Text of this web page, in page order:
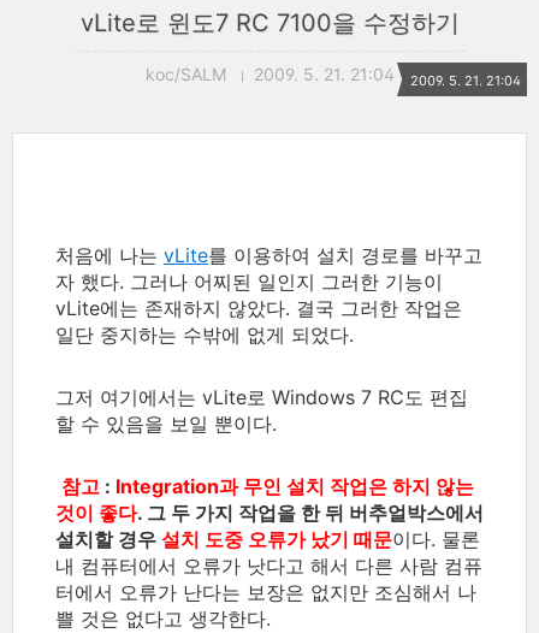
vLite로 윈도7 RC 7100을 수정하기
koc/SALM 2009. 5. 21. 21:04 2009. 5. 21. 21:04
처음에 나는 vLite를 이용하여 설치 경로를 바꾸고
자 했다. 그러나 어찌된 일인지 그러한 기능이
vLite에는 존재하지 않았다. 결국 그러한 작업은
일단 중지하는 수밖에 없게 되었다.
그저 여기에서는 vLite로 Windows 7 RC도 편집
할 수 있음을 보일 뿐이다.
참고 : Integration과 무인 설치 작업은 하지 않는
것이 좋다. 그 두 가지 작업을 한 뒤 버추얼박스에서
설치할 경우 설치 도중 오류가 났기 때문이다. 물론
내 컴퓨터에서 오류가 낫다고 해서 다른 사람 컴퓨
터에서 오류가 난다는 보장은 없지만 조심해서 나
쁠 것은 없다고 생각한다.